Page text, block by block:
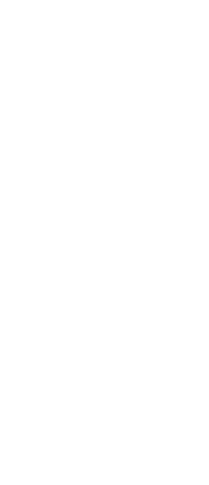
dan JMSI Bontang